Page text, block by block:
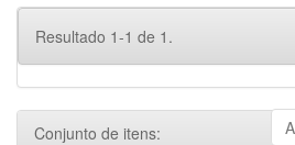
Resultado 1-1 de 1.
Conjunto de itens: